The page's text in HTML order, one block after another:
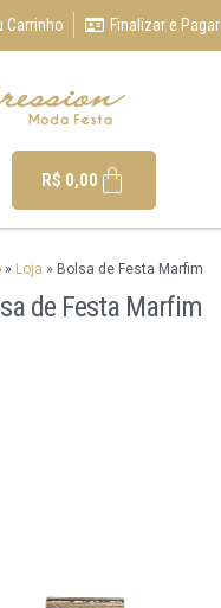
Carrinho Finalizar e Pagar
R$ 0,00
» Loja » Bolsa de Festa Marfim
de Festa Marfim